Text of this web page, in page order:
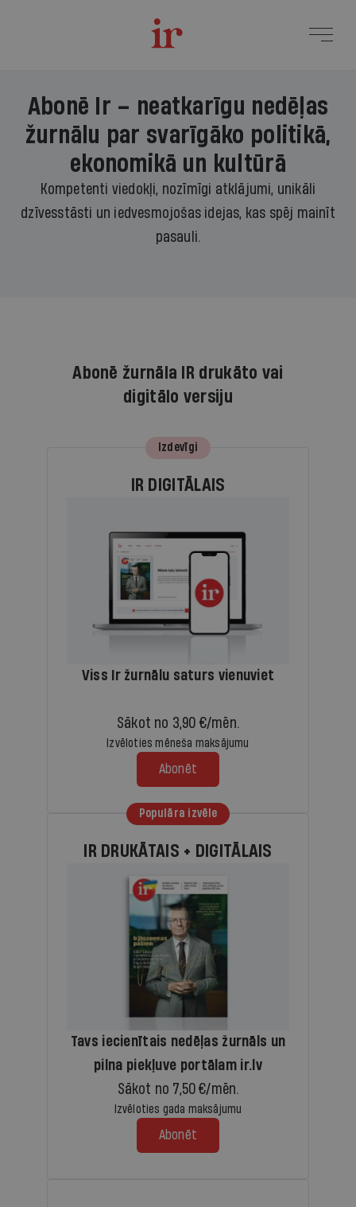
Abonē Ir – neatkarīgu nedēļas
žurnālu par svarīgāko politikā,
ekonomikā un kultūrā
Kompetenti viedokļi, nozīmīgi atklājumi, unikāli
dzīvesstāsti un iedvesmojošas idejas, kas spēj mainīt
pasauli.
Abonē žurnāla IR drukāto vai
digitālo versiju
Izdevīgi
IR DIGITĀLAIS
Viss Ir žurnālu saturs vienuviet
Sākot no 3,90 €/mēn.
Izvēloties mēneša maksājumu
Abonēt
Populāra izvēle
IR DRUKĀTAIS + DIGITĀLAIS
Tavs iecienītais nedēļas žurnāls un
pilna piekļuve portālam ir.lv
Sākot no 7,50 €/mēn.
Izvēloties gada maksājumu
Abonēt